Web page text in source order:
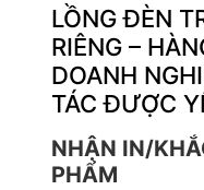
LỒNG ĐÈN
RIÊNG –
DOANH
TÁC ĐƯỢC
NHẬN IN/
PHẨM